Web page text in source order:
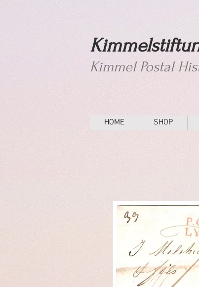
Kimmel Postal
HOME SHOP